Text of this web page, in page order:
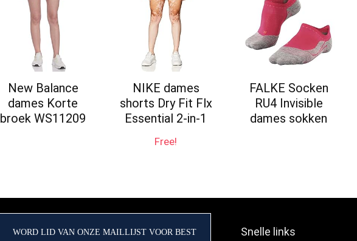
New Balance
dames Korte
broek WS11209
NIKE dames
shorts Dry Fit Flx
Essential 2-in-1
Free!
FALKE Socken
RU4 Invisible
dames sokken
WORD LID VAN ONZE MAILLIJST VOOR BEST Snelle links